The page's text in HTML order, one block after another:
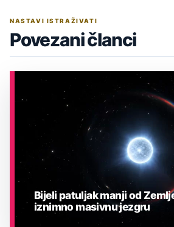
NASTAVI ISTRAŽIVATI
Povezani članci
Bijeli patuljak manji od
iznimno masivnu jezgru